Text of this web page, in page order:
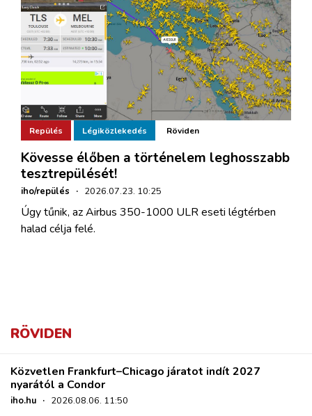
Repülés Légiközlekedés Röviden
Kövesse élőben a történelem leghosszabb
tesztrepülését!
iho/repülés · 2026.07.23. 10:25
Úgy tűnik, az Airbus 350-1000 ULR eseti légtérben
halad célja felé.
RÖVIDEN
Közvetlen Frankfurt–Chicago járatot indít 2027
nyarától a Condor
iho.hu · 2026.08.06. 11:50